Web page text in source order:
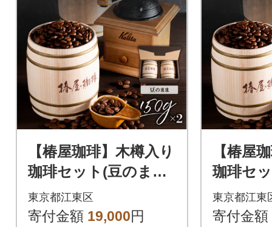
【椿屋珈琲】木樽入り
珈琲セット(豆のまま)
【kt093-001-2】
東京都江東区
寄付金額 19,000円
【椿屋
珈琲セ
【kt093-
東京都江東
寄付金額